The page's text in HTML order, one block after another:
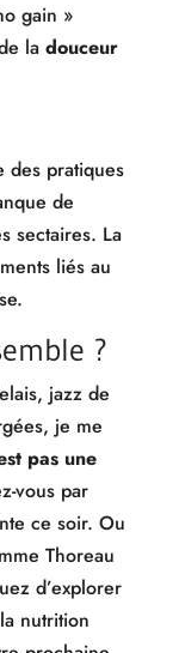
gain »
la douceur
des pratiques
de
sectaires. La
liés au
?
jazz de
je me
pas une
vous par
ce soir. Ou
Thoreau
d’explorer
nutrition